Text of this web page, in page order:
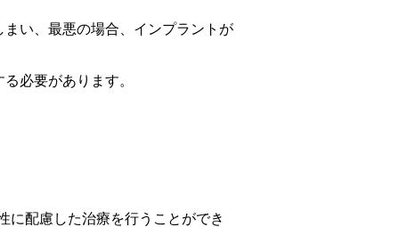
い、最悪の場合、インプラントが
必要があります。
に配慮した治療を行うことができ